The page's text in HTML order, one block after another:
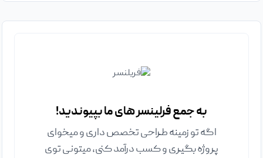
به جمع فرلینسر های ما بپیوندید!
اگه تو زمینه طراحی تخصص داری و میخوای
پروژه بگیری و کسب درآمد کنی، میتونی توی